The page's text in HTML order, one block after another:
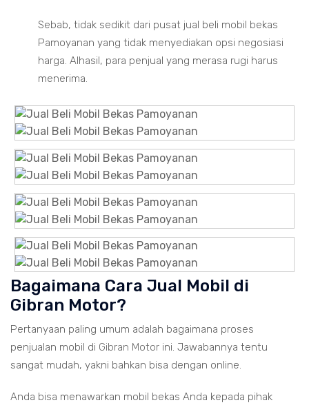
Sebab, tidak sedikit dari pusat jual beli mobil bekas
Pamoyanan yang tidak menyediakan opsi negosiasi
harga. Alhasil, para penjual yang merasa rugi harus
menerima.
Bagaimana Cara Jual Mobil di
Gibran Motor?
Pertanyaan paling umum adalah bagaimana proses
penjualan mobil di Gibran Motor ini. Jawabannya tentu
sangat mudah, yakni bahkan bisa dengan online.
Anda bisa menawarkan mobil bekas Anda kepada pihak